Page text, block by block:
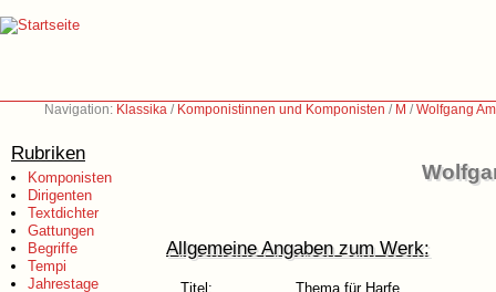
Navigation: Klassika / Komponistinnen und Komponisten / M /Wolfgang
Rubriken
Komponisten
Dirigenten
Textdichter
Gattungen
Begriffe
Tempi
Jahrestage
Allgemeine Angaben zum Werk:
Titel:
Thema für Harfe